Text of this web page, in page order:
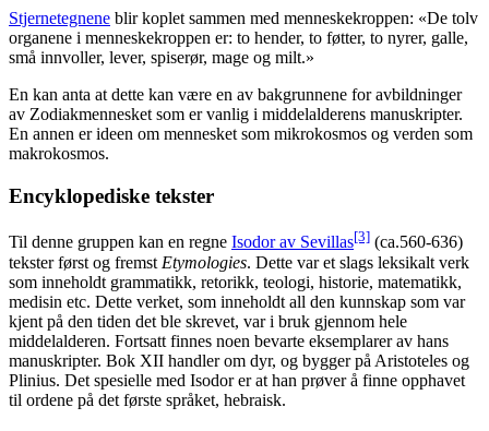
Stjernetegnene blir koplet sammen med menneskekroppen: «De tolv
organene i menneskekroppen er: to hender, to føtter, to nyrer, galle,
små innvoller, lever, spiserør, mage og milt.»
En kan anta at dette kan være en av bakgrunnene for avbildninger
av Zodiakmennesket som er vanlig i middelalderens manuskripter.
En annen er ideen om mennesket som mikrokosmos og verden som
makrokosmos.
Encyklopediske tekster
Til denne gruppen kan en regne Isodor av Sevillas[3] (ca.560-636)
tekster først og fremst Etymologies. Dette var et slags leksikalt verk
som inneholdt grammatikk, retorikk, teologi, historie, matematikk,
medisin etc. Dette verket, som inneholdt all den kunnskap som var
kjent på den tiden det ble skrevet, var i bruk gjennom hele
middelalderen. Fortsatt finnes noen bevarte eksemplarer av hans
manuskripter. Bok XII handler om dyr, og bygger på Aristoteles og
Plinius. Det spesielle med Isodor er at han prøver å finne opphavet
til ordene på det første språket, hebraisk.